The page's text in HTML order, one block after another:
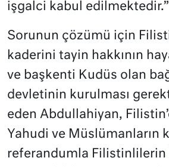
işgalci kabul edilmektedir.”
Sorunun çözümü için
kaderini tayin hakkının
ve başkenti Kudüs olan
devletinin kurulması
eden Abdullahiyan,
Yahudi ve Müslümanların
referandumla Filistinlilerin